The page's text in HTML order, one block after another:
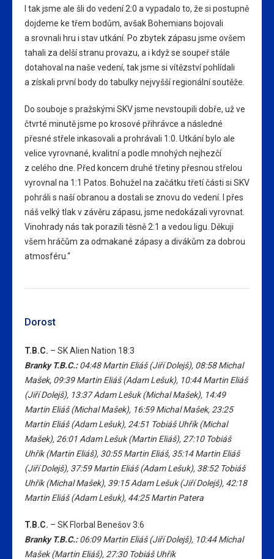
I tak jsme ale šli do vedení 2:0 a vypadalo to, že si postupně
dojdeme ke třem bodům, avšak Bohemians bojovali
a srovnali hru i stav utkání. Po zbytek zápasu jsme ovšem
tahali za delší stranu provazu, a i když se soupeř stále
dotahoval na naše vedení, tak jsme si vítězství pohlídali
a získali první body do tabulky nejvyšší regionální soutěže.
Do souboje s pražskými SKV jsme nevstoupili dobře, už ve
čtvrté minutě jsme po krosové přihrávce a následné
přesné střele inkasovali a prohrávali 1:0. Utkání bylo ale
velice vyrovnané, kvalitní a podle mnohých nejhezčí
z celého dne. Před koncem druhé třetiny přesnou střelou
vyrovnal na 1:1 Patos. Bohužel na začátku třetí části si SKV
pohráli s naší obranou a dostali se znovu do vedení. I přes
náš velký tlak v závěru zápasu, jsme nedokázali vyrovnat.
Vinohrady nás tak porazili těsně 2:1 a vedou ligu. Děkuji
všem hráčům za odmakané zápasy a divákům za dobrou
atmosféru.“
Dorost
T.B.C. – SK Alien Nation 18:3
Branky T.B.C.: 04:48 Martin Eliáš(Jiří Dolejš), 08:58 Michal
Mašek, 09:39 Martin Eliáš(Adam Lešuk), 10:44 Martin Eliáš
(Jiří Dolejš), 13:37 Adam Lešuk(Michal Mašek), 14:49
Martin Eliáš(Michal Mašek), 16:59 Michal Mašek, 23:25
Martin Eliáš(Adam Lešuk), 24:51 Tobiáš Uhřík(Michal
Mašek), 26:01 Adam Lešuk(Martin Eliáš), 27:10 Tobiáš
Uhřík(Martin Eliáš), 30:55 Martin Eliáš, 35:14 Martin Eliáš
(Jiří Dolejš), 37:59 Martin Eliáš(Adam Lešuk), 38:52 Tobiáš
Uhřík(Michal Mašek), 39:15 Adam Lešuk(Jiří Dolejš), 42:18
Martin Eliáš(Adam Lešuk), 44:25 Martin Patera
T.B.C. – SK Florbal Benešov 3:6
Branky T.B.C.: 06:09Martin Eliáš (Jiří Dolejš), 10:44Michal
Mašek (Martin Eliáš), 27:30Tobiáš Uhřík